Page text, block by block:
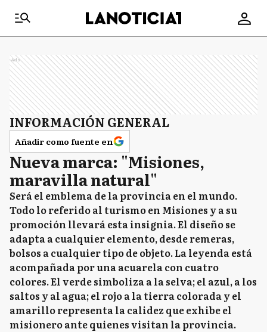
Ads
INFORMACIÓN GENERAL
Añadir como fuente en
Nueva marca: "Misiones,
maravilla natural"
Será el emblema de la provincia en el mundo.
Todo lo referido al turismo en Misiones y a su
promoción llevará esta insignia. El diseño se
adapta a cualquier elemento, desde remeras,
bolsos a cualquier tipo de objeto. La leyenda está
acompañada por una acuarela con cuatro
colores. El verde simboliza a la selva; el azul, a los
saltos y al agua; el rojo a la tierra colorada y el
amarillo representa la calidez que exhibe el
misionero ante quienes visitan la provincia.